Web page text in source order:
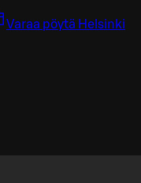
Varaa pöytä Helsinki